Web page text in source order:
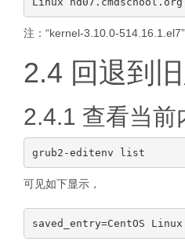
注：“kernel-3.10.0-
2.4 回退到
2.4.1 查看当前
可见如下显示，